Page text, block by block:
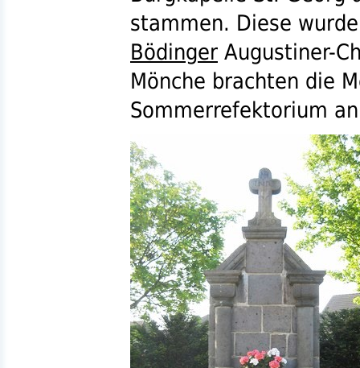
stammen. Diese
Bödinger Augustiner-
Mönche brachten die
Sommerrefektorium